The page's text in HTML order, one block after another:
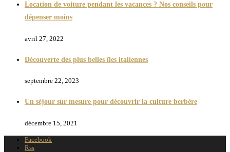
Location de voiture pendant les vacances ? Nos conseils pour
dépenser moins
avril 27, 2022
Découverte des plus belles îles italiennes
septembre 22, 2023
Un séjour sur mesure pour découvrir la culture berbère
décembre 15, 2021
Facebook
Rss